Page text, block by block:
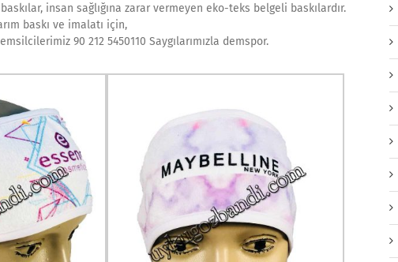
insan sağlığına zarar vermeyen eko-teks belgeli baskılardır.
baskı ve imalatı için,
90 212 5450110 Saygılarımızla demspor.